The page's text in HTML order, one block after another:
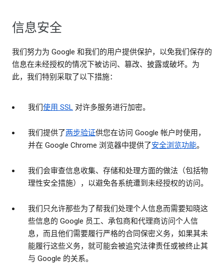
信息安全
我们努力为 Google 和我们的用户提供保护，以免我们保存的
信息在未经授权的情况下被访问、篡改、披露或破坏。为
此，我们特别采取了以下措施：
我们使用 SSL 对许多服务进行加密。
我们提供了两步验证供您在访问 Google 帐户时使用，
并在 Google Chrome 浏览器中提供了安全浏览功能。
我们会审查信息收集、存储和处理方面的做法（包括物
理性安全措施），以避免各系统遭到未经授权的访问。
我们只允许那些为了帮我们处理个人信息而需要知晓这
些信息的 Google 员工、承包商和代理商访问个人信
息，而且他们需要履行严格的合同保密义务，如果其未
能履行这些义务，就可能会被追究法律责任或被终止其
与 Google 的关系。